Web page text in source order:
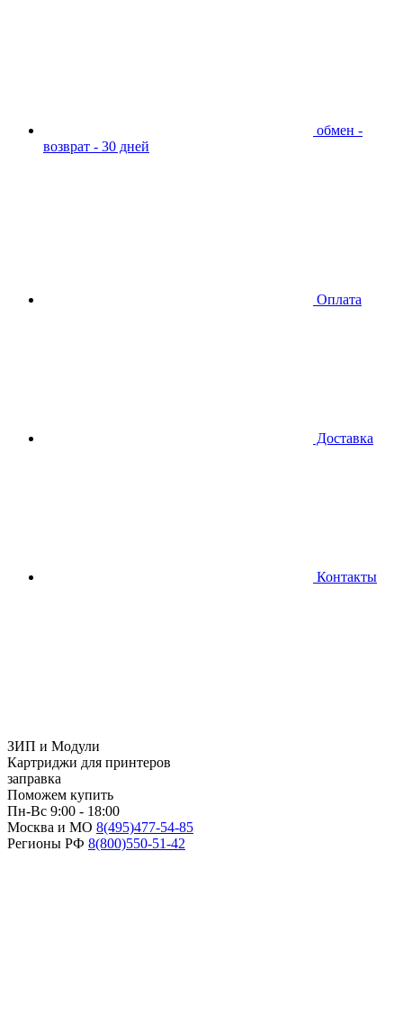
обмен -
возврат - 30 дней
Оплата
Доставка
Контакты
ЗИП и Модули
Картриджи для принтеров
заправка
Поможем купить
Пн-Вс 9:00 - 18:00
Москва и МО 8(495)477-54-85
Регионы РФ 8(800)550-51-42